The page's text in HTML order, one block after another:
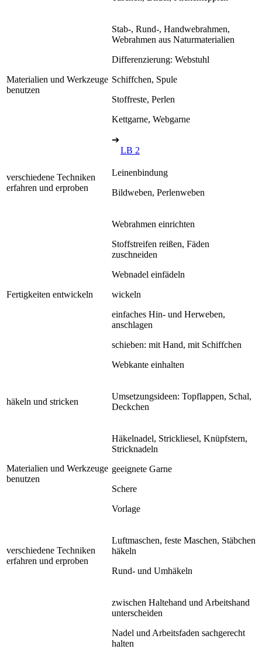
Materialien und Werkzeuge
benutzen
Stab-, Rund-, Handwebrahmen,
Webrahmen aus Naturmaterialien
Differenzierung: Webstuhl
Schiffchen, Spule
Stoffreste, Perlen
Kettgarne, Webgarne
➔
LB 2
verschiedene Techniken
erfahren und erproben
Leinenbindung
Bildweben, Perlenweben
Fertigkeiten entwickeln
Webrahmen einrichten
Stoffstreifen reißen, Fäden
zuschneiden
Webnadel einfädeln
wickeln
einfaches Hin- und Herweben,
anschlagen
schieben: mit Hand, mit Schiffchen
Webkante einhalten
häkeln und stricken
Umsetzungsideen: Topflappen, Schal,
Deckchen
Materialien und Werkzeuge
benutzen
Häkelnadel, Strickliesel, Knüpfstern,
Stricknadeln
geeignete Garne
Schere
Vorlage
verschiedene Techniken
erfahren und erproben
Luftmaschen, feste Maschen, Stäbchen
häkeln
Rund- und Umhäkeln
zwischen Haltehand und Arbeitshand
unterscheiden
Nadel und Arbeitsfaden sachgerecht
halten